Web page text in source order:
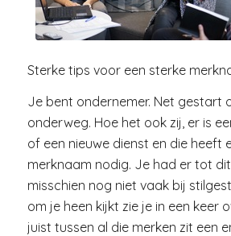
Sterke tips voor een sterke
Je bent ondernemer. Net gestart
onderweg. Hoe het ook zij, er is
of een nieuwe dienst en die heeft
merknaam nodig. Je had er tot
misschien nog niet vaak bij
om je heen kijkt zie je in een keer
juist tussen al die merken zit een